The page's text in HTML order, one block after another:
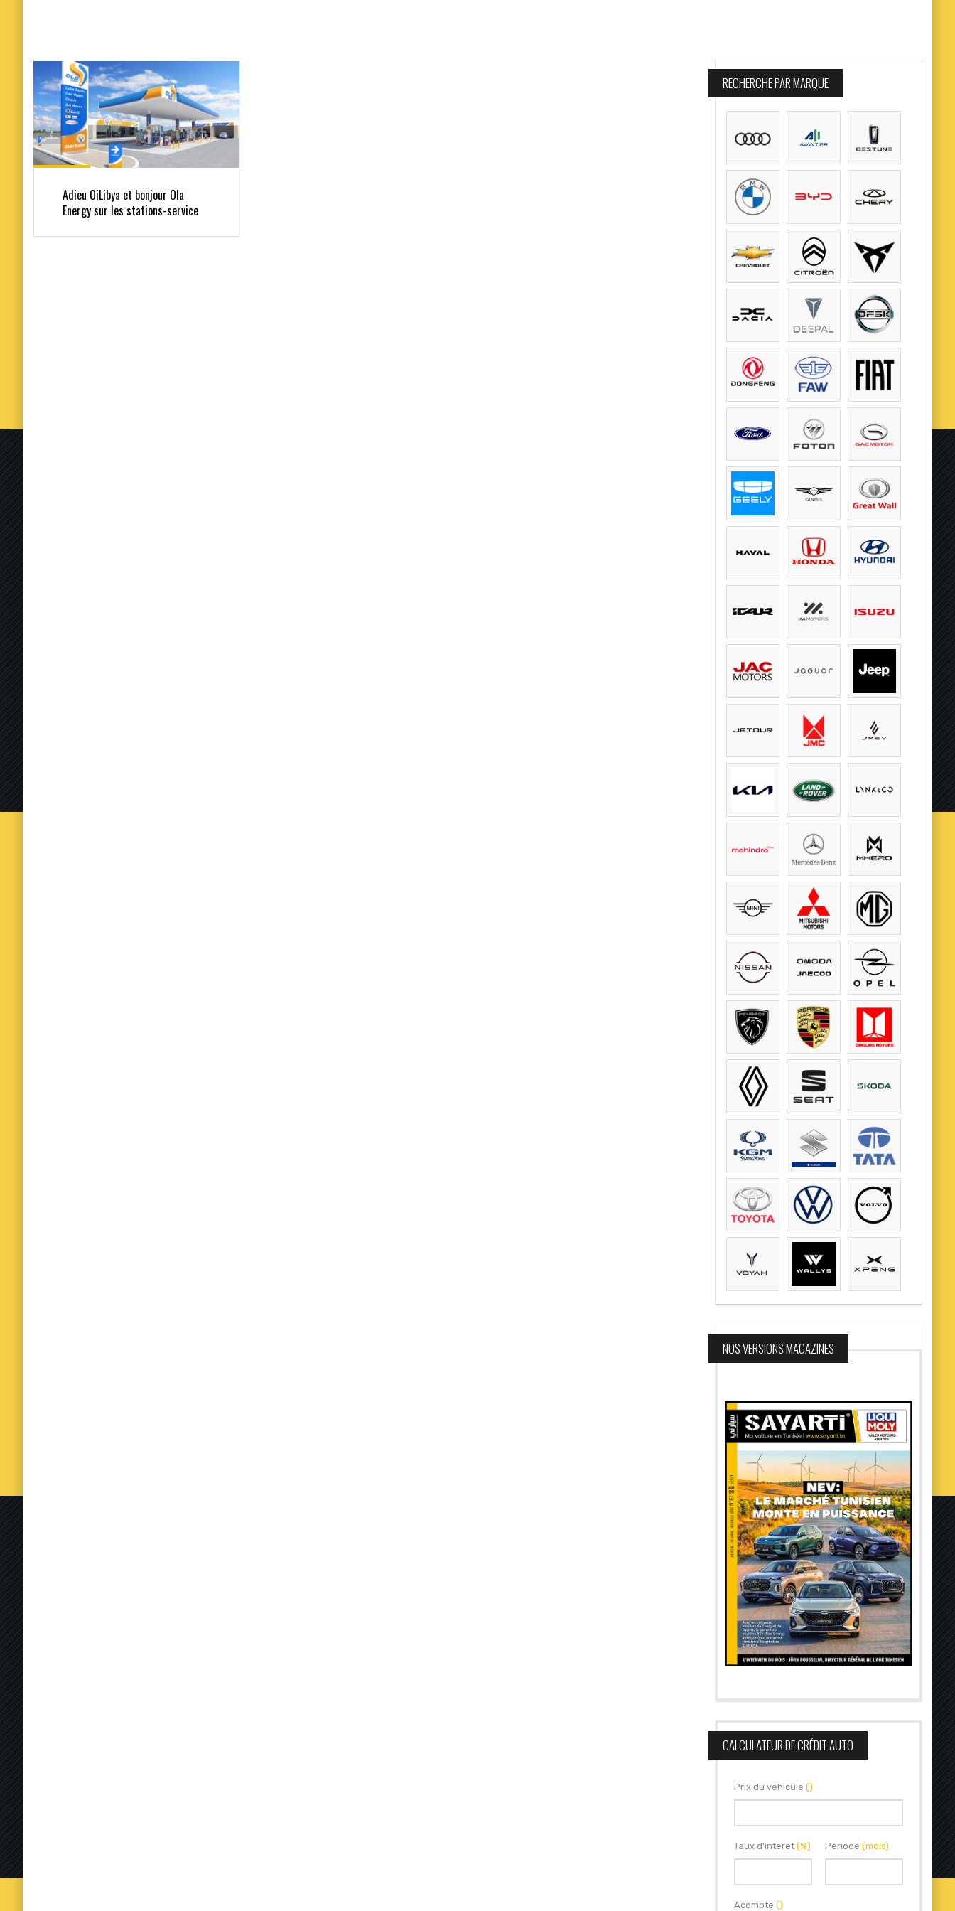
Adieu OiLibya et bonjour Ola
Energy sur les stations-service
RECHERCHE PAR MARQUE
NOS VERSIONS MAGAZINES
CALCULATEUR DE CRÉDIT AUTO
Prix du véhicule ()
Taux d'interêt (%) Période (mois)
Acompte ()